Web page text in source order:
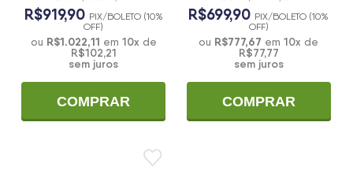
R$919,90 PIX/BOLETO (10%
OFF)
ou R$1.022,11 em 10x de
R$102,21
sem juros
COMPRAR
R$699,90 PIX/BOLETO (10%
OFF)
ou R$777,67 em10x de
R$77,77
sem juros
COMPRAR